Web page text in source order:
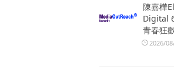
陳嘉樺
Digital
青春狂
2026/